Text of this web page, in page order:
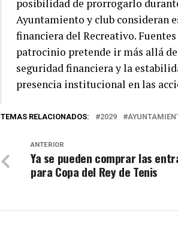
posibilidad de prorrogarlo
Ayuntamiento y club consideran
financiera del Recreativo.
patrocinio pretende ir más allá
seguridad financiera y la
presencia institucional en las
TEMAS RELACIONADOS: 2029
ANTERIOR
Ya se pueden comprar las
para Copa del Rey de Tenis